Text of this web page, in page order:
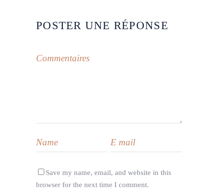
POSTER UNE RÉPONSE
Save my name, email, and website in this
browser for the next time I comment.